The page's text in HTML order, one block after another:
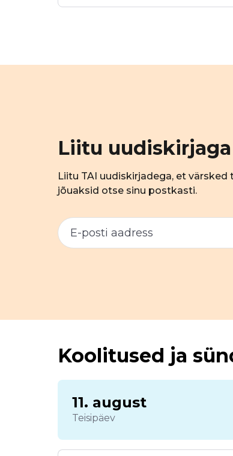
Liitu uudiskirjaga
Liitu TAI uudiskirjadega, et värsked
jõuaksid otse sinu postkasti.
Koolitused ja
11. august
Teisipäev